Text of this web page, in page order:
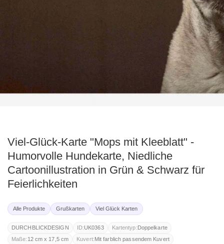
Viel-Glück-Karte "Mops mit Kleeblatt" -
Humorvolle Hundekarte, Niedliche
Cartoonillustration in Grün & Schwarz für
Feierlichkeiten
Alle Produkte Grußkarten Viel Glück Karten
DURCHBLICKDESIGN ID:UK0363 Kartentyp:Doppelkarte
Maße: 12 cm x 17,5 cm Kuvert:Mit farblich passendem Kuvert